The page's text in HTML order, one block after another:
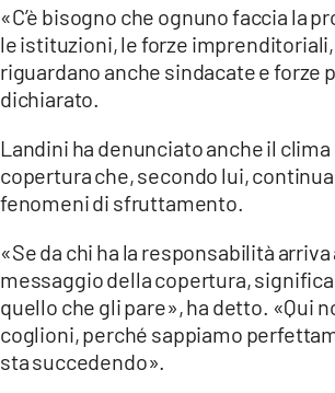
«C’è bisogno che ognuno faccia la
le istituzioni, le forze
riguardano anche sindacate e forze
dichiarato.
Landini ha denunciato anche il
copertura che, secondo lui,
fenomeni di sfruttamento.
«Se da chi ha la responsabilità
messaggio della copertura,
quello che gli pare», ha detto. «Qui
coglioni, perché sappiamo
sta succedendo».